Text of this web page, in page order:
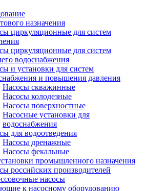
назначения
циркуляционные для систем
циркуляционные для систем
водоснабжения
и установки для систем
и повышения давления
Насосы скважинные
Насосы колодезные
Насосы поверхностные
Насосные установки для
водоснабжения
для водоотведения
Насосы дренажные
Насосы фекальные
промышленного назначения
российских производителей
насосы
к насосному оборудованию